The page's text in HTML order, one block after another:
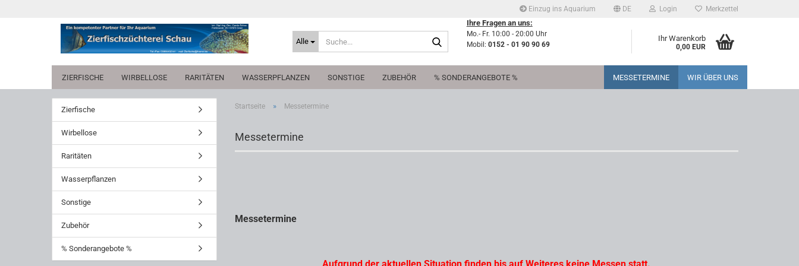
Einzug ins Aquarium DE Login Merkzettel
Alle
Suche...
Ihre Fragen an uns:
Mo.- Fr. 10:00 - 20:00 Uhr
Mobil: 0152 - 01 90 90 69
Ihr Warenkorb
0,00 EUR
ZIERFISCHE WIRBELLOSE RARITÄTEN WASSERPFLANZEN SONSTIGE ZUBEHÖR % SONDERANGEBOTE % MESSETERMINE WIR ÜBER UNS
Startseite » Messetermine
Messetermine
Messetermine
Zierfische
Wirbellose
Raritäten
Wasserpflanzen
Sonstige
Zubehör
% Sonderangebote %